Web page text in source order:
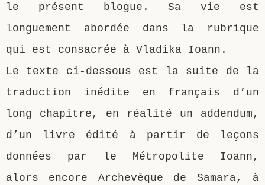
le présent blogue. Sa vie est
longuement abordée dans la rubrique
qui est consacrée à Vladika Ioann.
Le texte ci-dessous est la suite de la
traduction inédite en français d’un
long chapitre, en réalité un addendum,
d’un livre édité à partir de leçons
données par le Métropolite Ioann,
alors encore Archevêque de Samara, à